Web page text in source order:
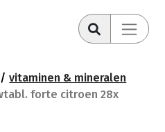
vitaminen & mineralen
forte citroen 28x